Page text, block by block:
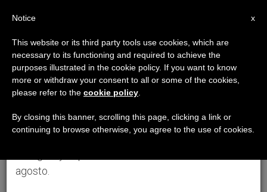
×
Aviso importante
Del 27 de julio al 7 de agosto haremos la pausa
anual, aprovechando que en el periodo de verano
se generan menos informaciones y también el
agosto.
x
Notice
This website or its third party tools use cookies, which are
necessary to its functioning and required to achieve the
purposes illustrated in the cookie policy. If you want to know
more or withdraw your consent to all or some of the cookies,
please refer to the cookie policy
By closing this banner, scrolling this page, clicking a link or
continuing to browse otherwise, you agree to the use of cookies.